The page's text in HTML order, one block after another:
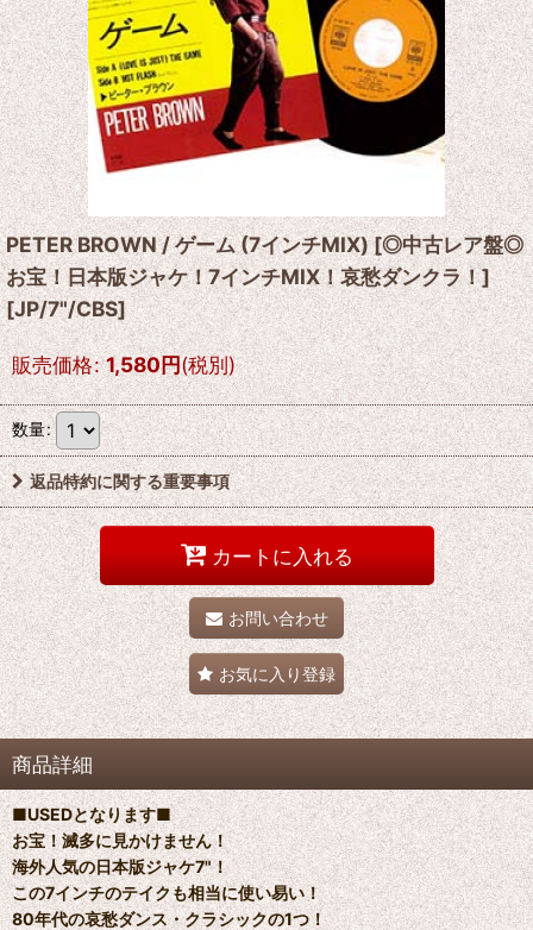
PETER BROWN / ゲーム (7インチMIX) [◎中古レア盤◎
お宝！日本版ジャケ！7インチMIX！哀愁ダンクラ！]
[JP/7"/CBS]
販売価格: 1,580円(税別)
数量:
返品特約に関する重要事項
カートに入れる
お問い合わせ
お気に入り登録
商品詳細
■USEDとなります■
お宝！滅多に見かけません！
海外人気の日本版ジャケ7"！
この7インチのテイクも相当に使い易い！
80年代の哀愁ダンス・クラシックの1つ！